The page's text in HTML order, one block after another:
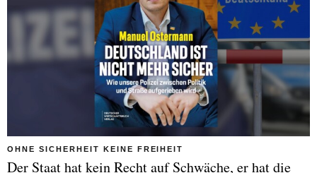
OHNE SICHERHEIT KEINE FREIHEIT
Der Staat hat kein Recht auf Schwäche, er hat die